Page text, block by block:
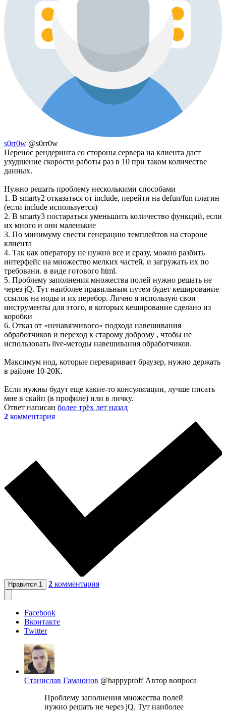
s0rr0w @s0rr0w
Перенос рендеринга со стороны сервера на клиента даст
ухудшение скорости работы раз в 10 при таком количестве
данных.
Нужно решать проблему несколькими способами
1. В smarty2 отказаться от include, перейти на defun/fun плагин
(если include используется)
2. В smarty3 постараться уменьшить количество функций, если
их много и они маленькие
3. По минимуму свести генерацию темплейтов на стороне
клиента
4. Так как оператору не нужно все и сразу, можно разбить
интерфейс на множество мелких частей, и загружать их по
требовани. в виде готового html.
5. Проблему заполнения множества полей нужно решать не
через jQ. Тут наиболее правильным путем будет кеширование
ссылок на ноды и их перебор. Лично я использую свои
инструменты для этого, в которых кеширование сделано из
коробки
6. Отказ от «ненавязчивого» подхода навешивания
обработчиков и переход к старому доброму , чтобы не
использовать live-методы навешивания обработчиков.
Максимум нод, которые переваривает браузер, нужно держать
в районе 10-20К.
Если нужны будут еще какие-то консультации, лучше писать
мне в скайп (в профиле) или в личку.
Ответ написан более трёх лет назад
2 комментария
Нравится 1 2 комментария
Facebook
Вконтакте
Twitter
Станислав Гамаюнов @happyproff Автор вопроса
Проблему заполнения множества полей
нужно решать не через jQ. Тут наиболее